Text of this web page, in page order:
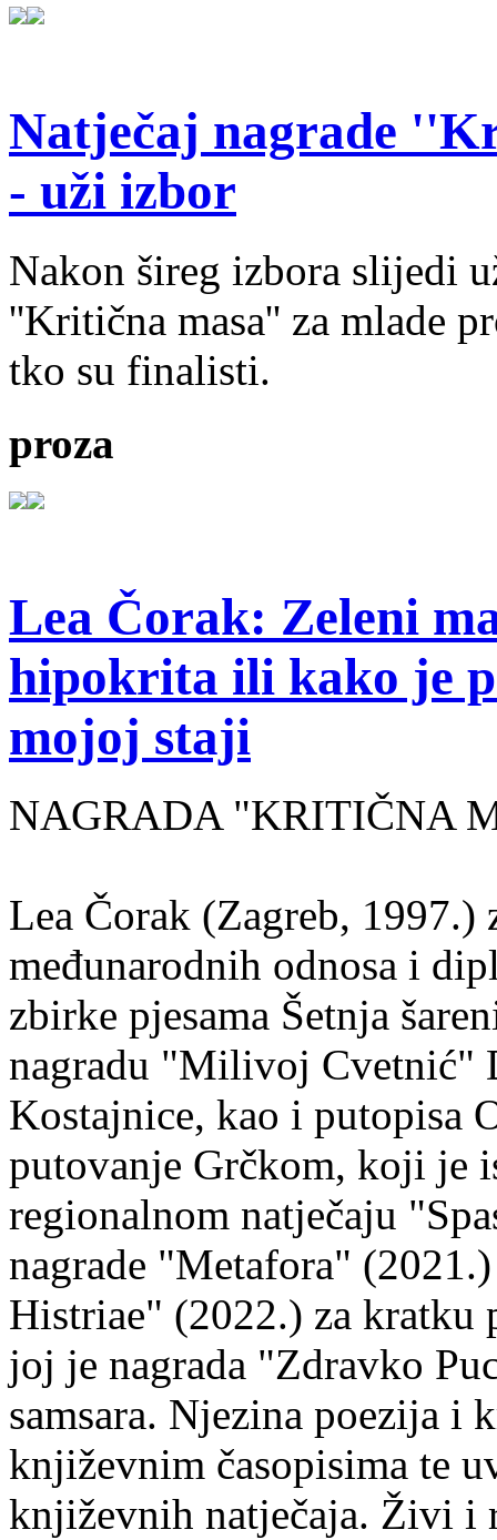
Natječaj nagrade
- uži izbor
Nakon šireg izbora slijedi
''Kritična masa'' za mlade
tko su finalisti.
proza
Lea Čorak: Zeleni
hipokrita ili kako je
mojoj staji
NAGRADA "KRITIČNA
Lea Čorak (Zagreb,
međunarodnih odnosa i
zbirke pjesama Šetnja
nagradu "Milivoj Cvetnić"
Kostajnice, kao i putopisa
putovanje Grčkom, koji je
regionalnom natječaju
nagrade "Metafora"
Histriae" (2022.) za kratku
joj je nagrada "Zdravko
samsara. Njezina poezija i
književnim časopisima te
književnih natječaja. Živi i